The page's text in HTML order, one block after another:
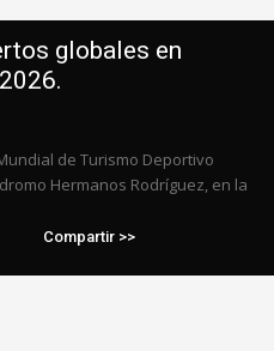
globales en
de Turismo Deportivo
Hermanos Rodríguez, en la
Compartir >>